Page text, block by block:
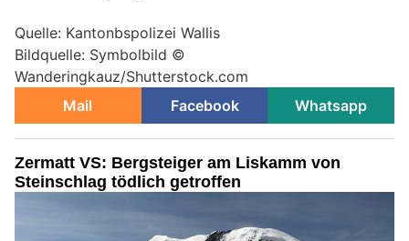
Quelle: Kantonbspolizei Wallis
Bildquelle: Symbolbild ©
Wanderingkauz/Shutterstock.com
Mail
Facebook Whatsapp
Zermatt VS: Bergsteiger am Liskamm von
Steinschlag tödlich getroffen